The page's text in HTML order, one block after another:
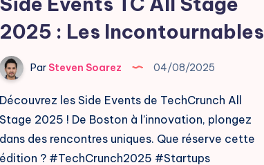
2025
2025 : Les Incontournables
Par Steven Soarez 04/08/2025
Découvrez les Side Events de TechCrunch All
Stage 2025 ! De Boston à l’innovation, plongez
dans des rencontres uniques. Que réserve cette
édition ? #TechCrunch2025 #Startups